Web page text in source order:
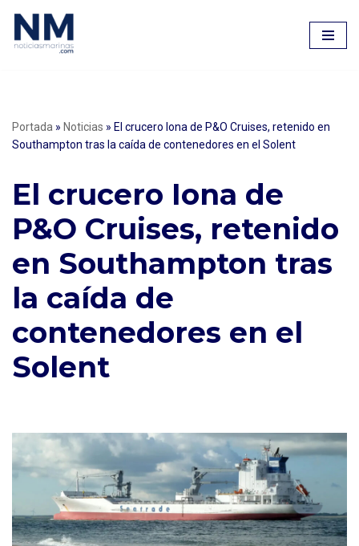
Saltar
Portada » Noticias » El crucero Iona de P&O Cruises, retenido en
Southampton tras la caída de contenedores en el Solent
El crucero Iona de
P&O Cruises, retenido
en Southampton tras
la caída de
contenedores en el
Solent